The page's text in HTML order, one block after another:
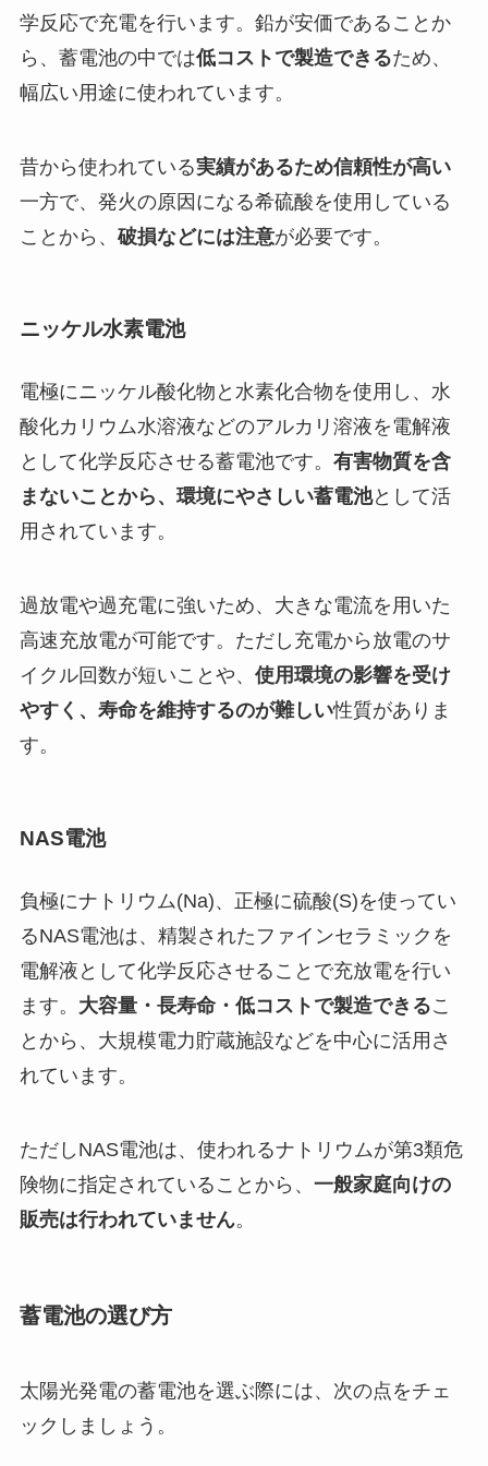
学反応で充電を行います。鉛が安価であることか
ら、蓄電池の中では低コストで製造できるため、
幅広い用途に使われています。
昔から使われている実績があるため信頼性が高い
一方で、発火の原因になる希硫酸を使用している
ことから、 破損などには注意が必要です。
ニッケル水素電池
電極にニッケル酸化物と水素化合物を使用し、水
酸化カリウム水溶液などのアルカリ溶液を電解液
として化学反応させる蓄電池です。 有害物質を含
まないことから、環境にやさしい蓄電池として活
用されています。
過放電や過充電に強いため、大きな電流を用いた
高速充放電が可能です。ただし充電から放電のサ
イクル回数が短いことや、 使用環境の影響を受け
やすく、寿命を維持するのが難しい性質がありま
す。
NAS電池
負極にナトリウム(Na)、正極に硫酸(S)を使ってい
るNAS電池は、精製されたファインセラミックを
電解液として化学反応させることで充放電を行い
ます。 大容量・長寿命・低コストで製造できるこ
とから、大規模電力貯蔵施設などを中心に活用さ
れています。
ただしNAS電池は、使われるナトリウムが第3類危
険物に指定されていることから、 一般家庭向けの
販売は行われていません。
蓄電池の選び方
太陽光発電の蓄電池を選ぶ際には、次の点をチェ
ックしましょう。